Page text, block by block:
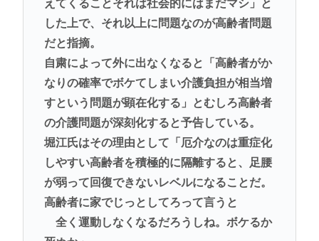
えてくることそれは社会的にはまだマシ」と
した上で、それ以上に問題なのが高齢者問題
だと指摘。
自粛によって外に出なくなると「高齢者がか
なりの確率でボケてしまい介護負担が相当増
すという問題が顕在化する」とむしろ高齢者
の介護問題が深刻化すると予告している。
堀江氏はその理由として「厄介なのは重症化
しやすい高齢者を積極的に隔離すると、足腰
が弱って回復できないレベルになることだ。
高齢者に家でじっとしてろって言うと
全く運動しなくなるだろうしね。ボケるか